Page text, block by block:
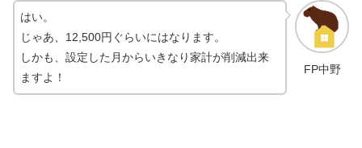
FP中野
はい。
じゃあ、12,500円ぐらいにはなります。
しかも、設定した月からいきなり家計が削減出来
ますよ！